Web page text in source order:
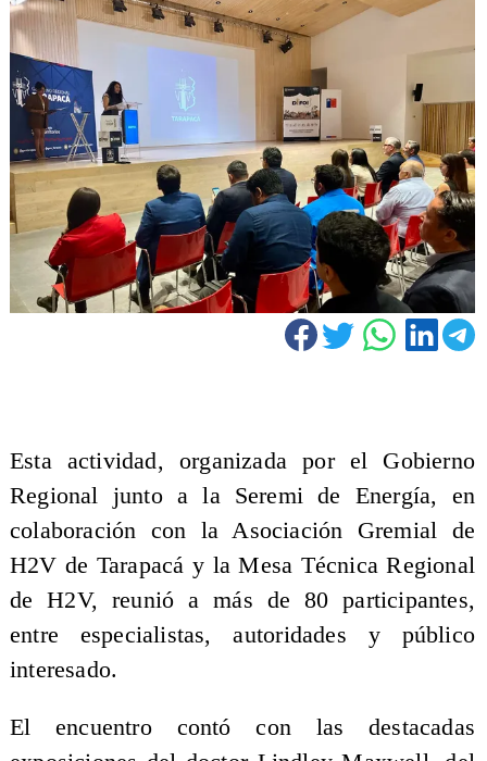
​Esta actividad, organizada por el Gobierno
Regional junto a la Seremi de Energía, en
colaboración con la Asociación Gremial de
H2V de Tarapacá y la Mesa Técnica Regional
de H2V, reunió a más de 80 participantes,
entre especialistas, autoridades y público
interesado.
El encuentro contó con las destacadas